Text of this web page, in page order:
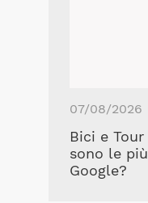
07/08/2026
Bici e
sono le
Google?